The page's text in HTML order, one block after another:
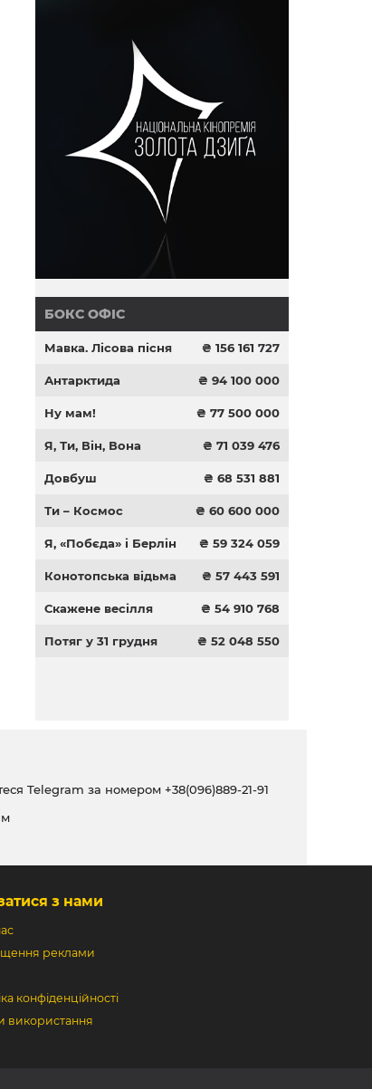
БОКС ОФІС
Мавка. Лісова пісня ₴ 156 161 727
Антарктида ₴ 94 100 000
Ну мам! ₴ 77 500 000
Я, Ти, Він, Вона ₴ 71 039 476
Довбуш ₴ 68 531 881
Ти – Космос ₴ 60 600 000
Я, «Побєда» і Берлін ₴ 59 324 059
Конотопська відьма ₴ 57 443 591
Скажене весілля ₴ 54 910 768
Потяг у 31 грудня ₴ 52 048 550
Telegram за номером +38(096)889-21-91
з нами
реклами
конфіденційності
використання